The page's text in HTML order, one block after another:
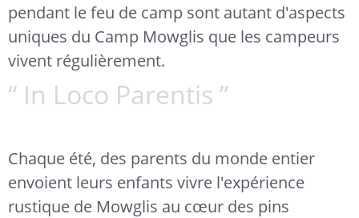
pendant le feu de camp sont autant d'aspects
uniques du Camp Mowglis que les campeurs
vivent régulièrement.
“ In Loco Parentis ”
Chaque été, des parents du monde entier
envoient leurs enfants vivre l'expérience
rustique de Mowglis au cœur des pins